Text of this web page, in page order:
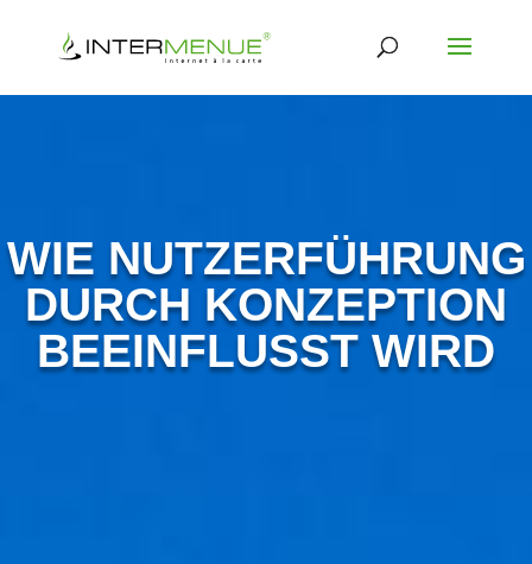
WIE NUTZERFÜHRUNG
DURCH KONZEPTION
BEEINFLUSST WIRD